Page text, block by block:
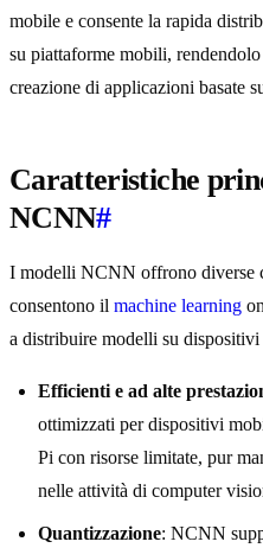
mobile e consente la rapida
su piattaforme mobili,
creazione di applicazioni basate
Caratteristiche
NCNN#
I modelli NCNN offrono diverse
consentono il machine learning
a distribuire modelli su
Efficienti e ad alte
ottimizzati per dispositivi
Pi con risorse limitate, pur
nelle attività di computer
Quantizzazione: NCNN